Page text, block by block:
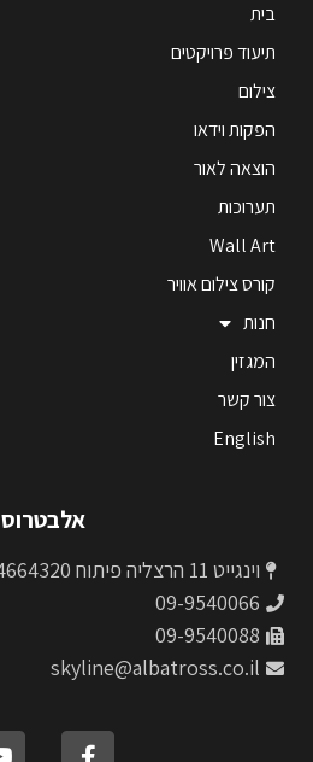
בית
תיעוד פרויקטים
צילום
הפקות וידאו
הוצאה לאור
תערוכות
Wall Art
קורס צילום אוויר
חנות
המגזין
צור קשר
English
אלבטרוס
וינגייט 11 הרצליה פיתוח 4664320
09-9540066
09-9540088
skyline@albatross.co.il